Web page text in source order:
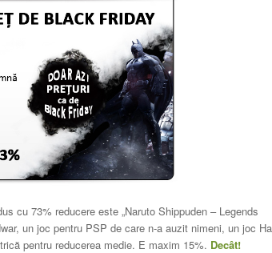
cu 73% reducere este „Naruto Shippuden – Legends
un joc pentru PSP de care n-a auzit nimeni, un joc
pentru reducerea medie. E maxim 15%. Decât!